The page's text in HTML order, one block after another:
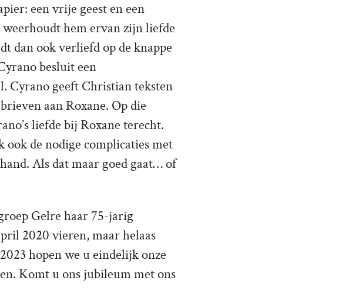
een vrije geest en een
hem ervan zijn liefde
dan ook verliefd op de knappe
besluit een
Cyrano geeft Christian teksten
aan Roxane. Op die
liefde bij Roxane terecht.
de nodige complicaties met
Als dat maar goed gaat… of
Gelre haar 75-jarig
2020 vieren, maar helaas
hopen we u eindelijk onze
Komt u ons jubileum met ons